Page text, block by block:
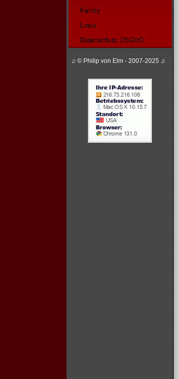
Family
Links
Datenschutz DSGVO
♫ © Philip von Elm - 2007-2025 ♫